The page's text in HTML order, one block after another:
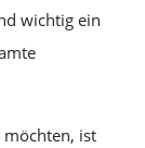
wichtig ein
möchten, ist